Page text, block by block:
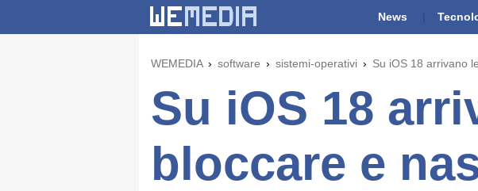
News
WEMEDIA software sistemi-operativi Su iOS 18 arrivano
Su iOS 18
bloccare e